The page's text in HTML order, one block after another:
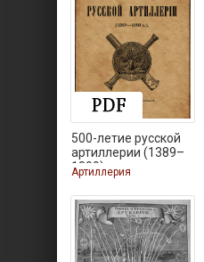
500-летие русской
артиллерии (1389–
1899)
Артиллерия